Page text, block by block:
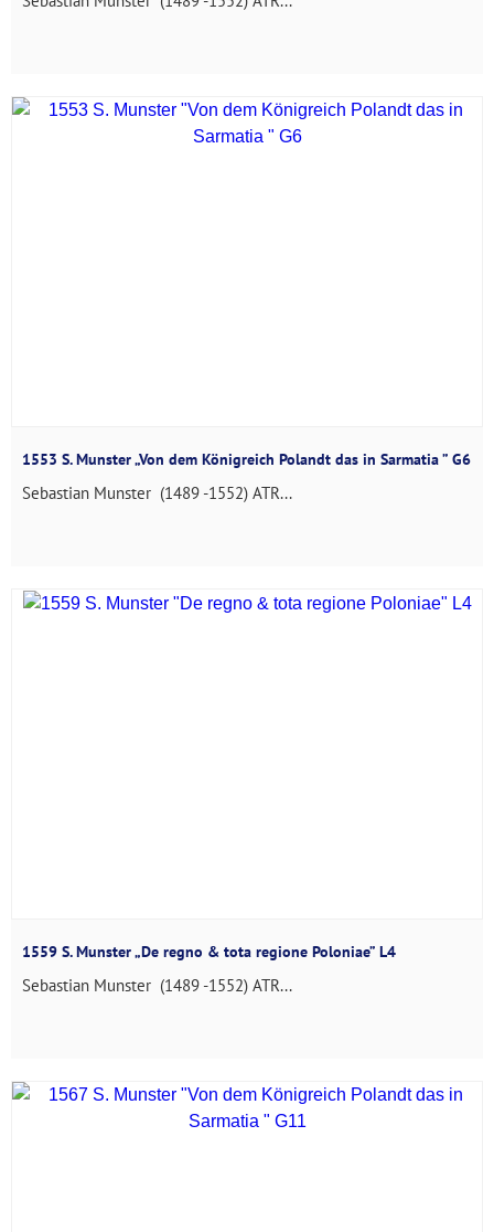
1553 S. Munster „Von dem Königreich Polandt das in Sarmatia ” G6
Sebastian Munster (1489 -1552) ATR...
1559 S. Munster „De regno & tota regione Poloniae” L4
Sebastian Munster (1489 -1552) ATR...